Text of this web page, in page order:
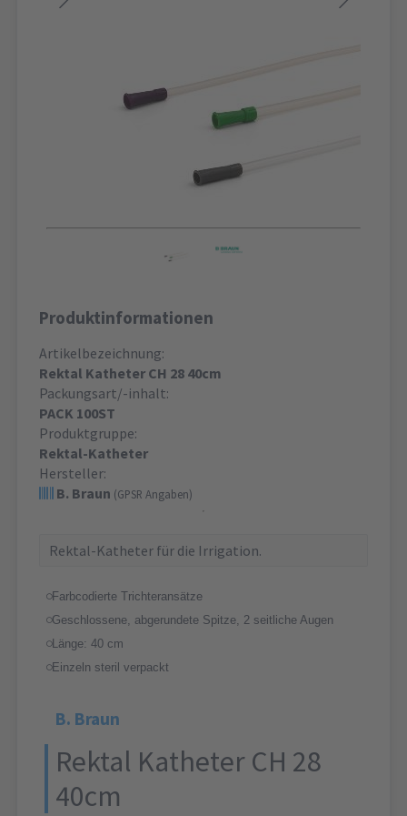
Produktinformationen
Artikelbezeichnung:
Rektal Katheter CH 28 40cm
Packungsart/-inhalt:
PACK 100ST
Produktgruppe:
Rektal-Katheter
Hersteller:
B. Braun (GPSR Angaben)
Rektal-Katheter für die Irrigation.
Farbcodierte Trichteransätze
Geschlossene, abgerundete Spitze, 2 seitliche Augen
Länge: 40 cm
Einzeln steril verpackt
B. Braun
Rektal Katheter CH 28
40cm